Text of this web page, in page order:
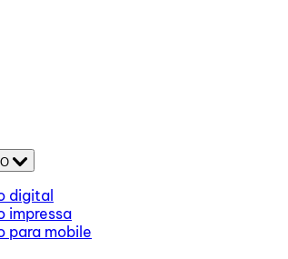
digital
impressa
para mobile